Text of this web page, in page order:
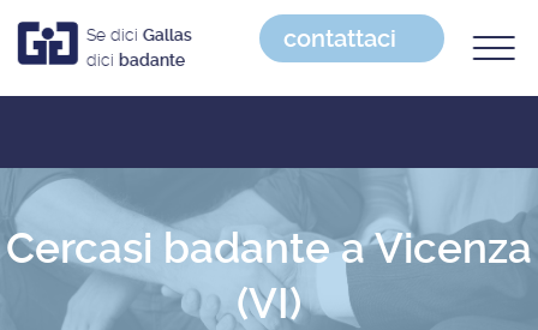
Se dici Gallas
dici badante
contattaci
Cercasi badante a Vicenza
(VI)